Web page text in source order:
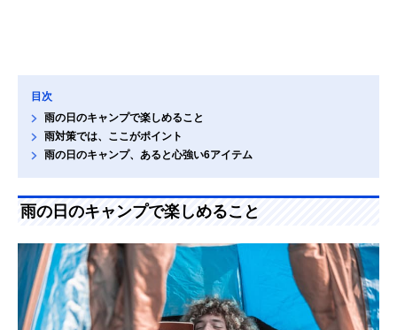
目次
雨の日のキャンプで楽しめること
雨対策では、ここがポイント
雨の日のキャンプ、あると心強い6アイテム
雨の日のキャンプで楽しめること